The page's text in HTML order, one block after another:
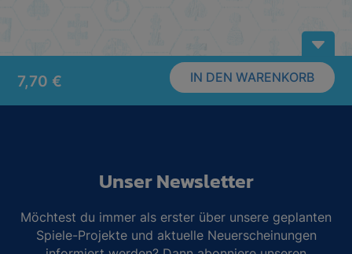
7,70 € IN DEN WARENKORB
B
Unser Newsletter
Möchtest du immer als erster über unsere geplanten
Spiele-Projekte und aktuelle Neuerscheinungen